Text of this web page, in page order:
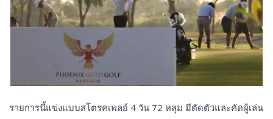
รายการนี้แข่งแบบสโตรคเพลย์ 4 วัน 72 หลุม มีตัดตัวและคัดผู้เล่น